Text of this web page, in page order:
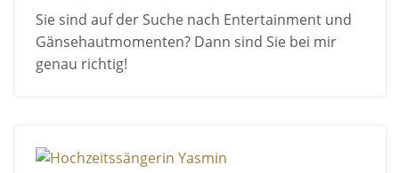
Sie sind auf der Suche nach Entertainment und
Gänsehautmomenten? Dann sind Sie bei mir
genau richtig!